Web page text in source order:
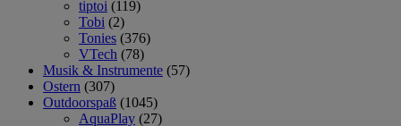
tiptoi (119)
Tobi (2)
Tonies (376)
VTech (78)
Musik & Instrumente (57)
Ostern (307)
Outdoorspaß (1045)
AquaPlay (27)